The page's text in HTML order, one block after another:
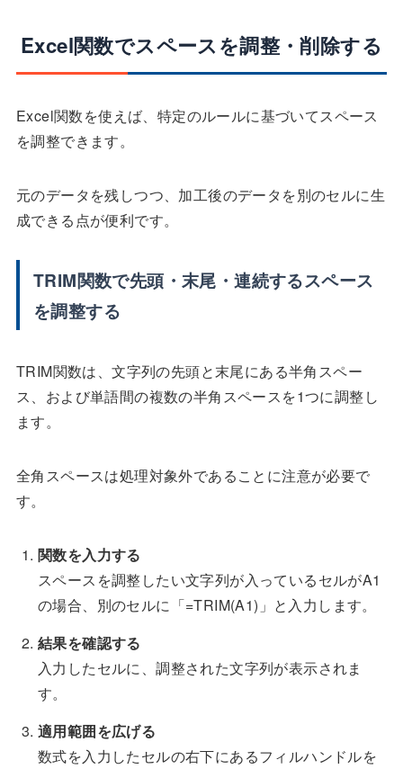
Excel関数でスペースを調整・削除する
Excel関数を使えば、特定のルールに基づいてスペース
を調整できます。
元のデータを残しつつ、加工後のデータを別のセルに生
成できる点が便利です。
TRIM関数で先頭・末尾・連続するスペース
を調整する
TRIM関数は、文字列の先頭と末尾にある半角スペー
ス、および単語間の複数の半角スペースを1つに調整し
ます。
全角スペースは処理対象外であることに注意が必要で
す。
関数を入力する
スペースを調整したい文字列が入っているセルがA1
の場合、別のセルに「=TRIM(A1)」と入力します。
結果を確認する
入力したセルに、調整された文字列が表示されま
す。
適用範囲を広げる
数式を入力したセルの右下にあるフィルハンドルを